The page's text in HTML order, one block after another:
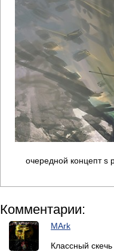
очередной концепт s
Комментарии:
MArk
Классный